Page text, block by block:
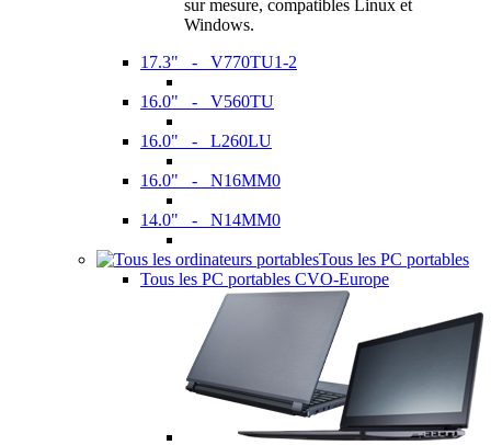
sur mesure, compatibles Linux et
Windows.
17.3" - V770TU1-2
16.0" - V560TU
16.0" - L260LU
16.0" - N16MM0
14.0" - N14MM0
Tous les PC portables
Tous les PC portables CVO-Europe